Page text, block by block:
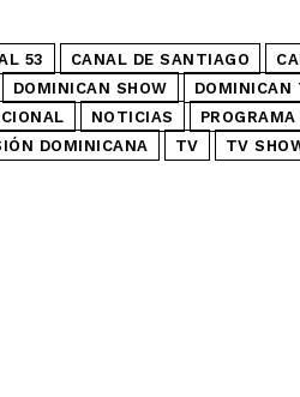
53 CANAL DE SANTIAGO
DOMINICAN SHOW DOMINICAN
NOTICIAS PROGRAMA
DOMINICANA TV TV